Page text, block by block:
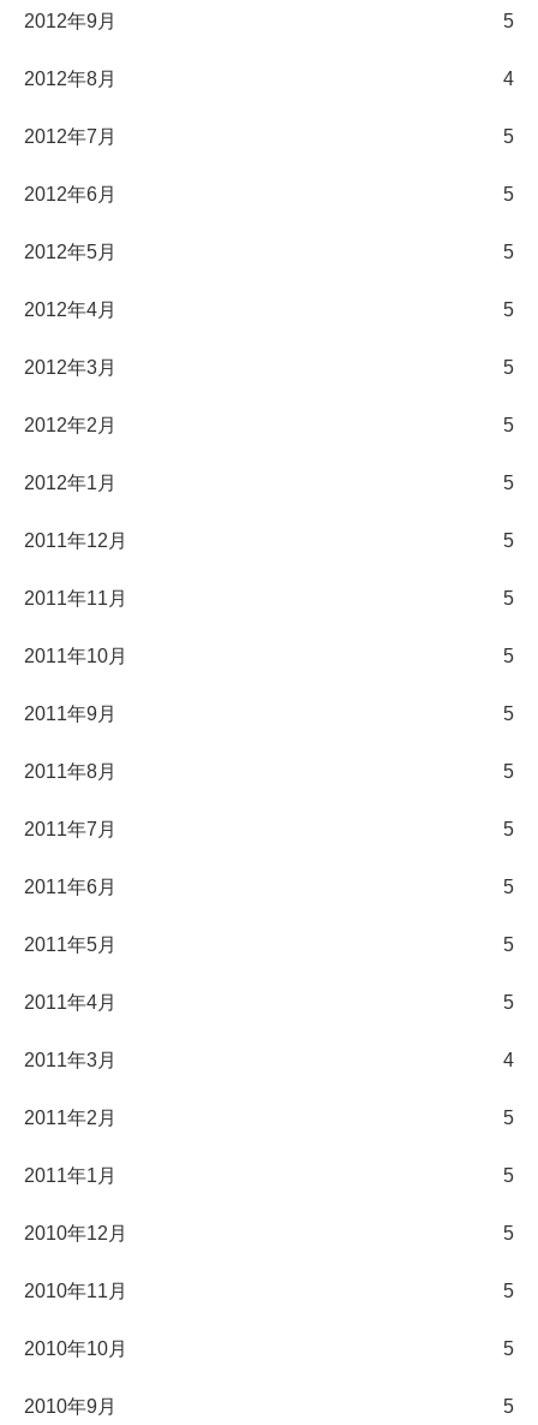
2012年9月 5
2012年8月 4
2012年7月 5
2012年6月 5
2012年5月 5
2012年4月 5
2012年3月 5
2012年2月 5
2012年1月 5
2011年12月 5
2011年11月 5
2011年10月 5
2011年9月 5
2011年8月 5
2011年7月 5
2011年6月 5
2011年5月 5
2011年4月 5
2011年3月 4
2011年2月 5
2011年1月 5
2010年12月 5
2010年11月 5
2010年10月 5
2010年9月 5